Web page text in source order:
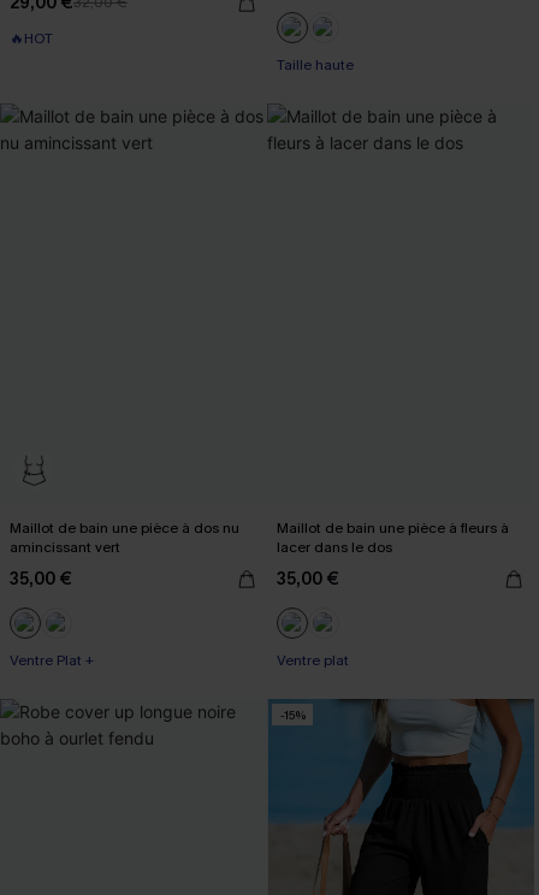
🔥HOT
Taille haute
Maillot de bain une pièce à dos nu
amincissant vert
35,00 €
Ventre Plat +
Maillot de bain une pièce à fleurs à
lacer dans le dos
35,00 €
Ventre plat
-15%